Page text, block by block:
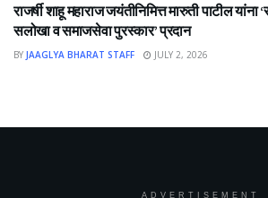
राजर्षी शाहू महाराज जयंतीनिमित्त मारुती पाटील यांना
सलोखा व समाजसेवा पुरस्कार’ प्रदान
BY JAAGLYA BHARAT STAFF JULY 2, 2026
ADVERTISEMENT